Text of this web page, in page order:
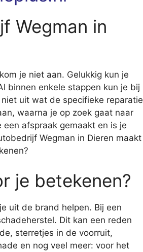
Wegman in
je niet aan. Gelukkig kun je
binnen enkele stappen kun je bij
uit wat de specifieke reparatie
waarna je op zoek gaat naar
afspraak gemaakt en is je
Wegman in Dieren maakt
je betekenen?
uit de brand helpen. Bij een
Dit kan een reden
sterretjes in de voorruit,
en nog veel meer: voor het